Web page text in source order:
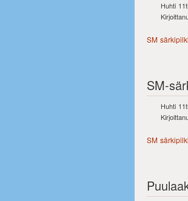
Huhti
SM
SM-
Huhti
SM